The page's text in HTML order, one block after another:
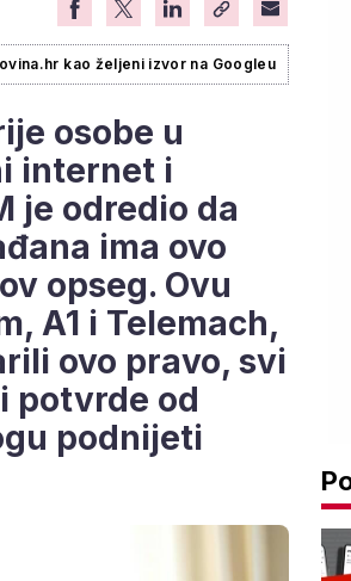
kao željeni izvor na Googleu
osobe u
internet i
je odredio da
ima ovo
opseg. Ovu
A1 i Telemach,
ovo pravo, svi
potvrde od
podnijeti